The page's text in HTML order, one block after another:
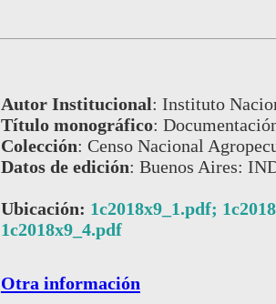
Autor Institucional: Instituto
Título monográfico:
Colección: Censo Nacional
Datos de edición: Buenos Aires:
Ubicación: 1c2018x9_1.pdf;
1c2018x9_4.pdf
Otra información